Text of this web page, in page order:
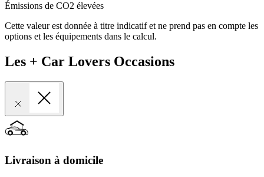
Émissions de CO2 élevées
Cette valeur est donnée à titre indicatif et ne prend pas en compte les
options et les équipements dans le calcul.
Les + Car Lovers Occasions
Livraison à domicile